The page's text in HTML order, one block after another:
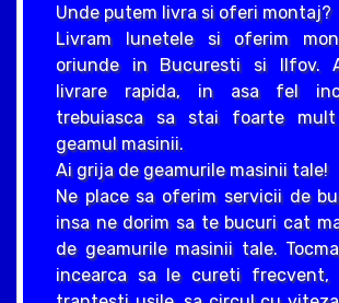
Unde putem livra si oferi montaj?
Livram lunetele si oferim
oriunde in Bucuresti si Ilfov.
livrare rapida, in asa fel
trebuiasca sa stai foarte
geamul masinii.
Ai grija de geamurile masinii tale!
Ne place sa oferim servicii de
insa ne dorim sa te bucuri cat
de geamurile masinii tale.
incearca sa le cureti